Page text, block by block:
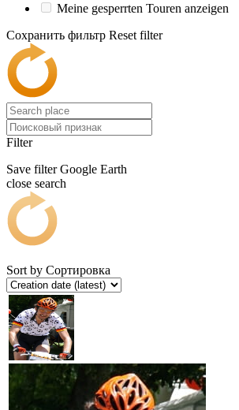
Meine gesperrten Touren anzeigen
Сохранить фильтр Reset filter
Filter
Save filter Google Earth
close search
Sort by Сортировка